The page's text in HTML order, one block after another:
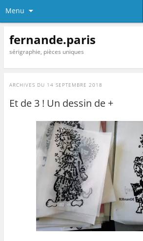
Menu
fernande.paris
sérigraphie, pièces uniques
ARCHIVES DU 14 SEPTEMBRE 2018
Et de 3 ! Un dessin de +